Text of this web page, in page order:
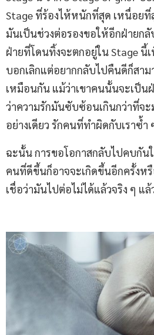
Stage ที่ร้องไห้หนักที่สุด เหนื่อยที่
มันเป็นช่วงต่อรองขอให้อีกฝ่ายกลั
ฝ่ายที่โดนทิ้งจะตกอยู่ใน Stage นี้
บอกเลิกแต่อยากกลับไปคืนดีก็สาม
เหมือนกัน แม้ว่าเขาคนนั้นจะเป็น
ว่าความรักมันซับซ้อนเกินกว่าที่จะ
อย่างเดียว รักคนที่ทำผิดกับเราซ้ำ
ฉะนั้น การขอโอกาสกลับไปคบกัน
คนที่ดีขึ้นก็อาจจะเกิดขึ้นอีกครั้งห
เชื่อว่ามันไปต่อไม่ได้แล้วจริง ๆ แ